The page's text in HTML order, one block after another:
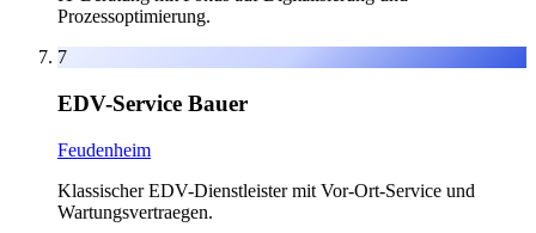
Prozessoptimierung.
7
EDV-Service Bauer
Feudenheim
Klassischer EDV-Dienstleister mit Vor-Ort-Service und
Wartungsvertraegen.